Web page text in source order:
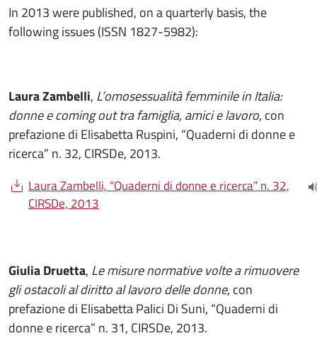
In 2013 were published, on a quarterly basis, the
following issues (ISSN 1827-5982):
Laura Zambelli, L’omosessualità femminile in Italia:
donne e coming out tra famiglia, amici e lavoro, con
prefazione di Elisabetta Ruspini, “Quaderni di donne e
ricerca” n. 32, CIRSDe, 2013.
Document
Laura Zambelli, “Quaderni di donne e ricerca” n. 32,
CIRSDe, 2013
Giulia Druetta, Le misure normative volte a rimuovere
gli ostacoli al diritto al lavoro delle donne, con
prefazione di Elisabetta Palici Di Suni, “Quaderni di
donne e ricerca” n. 31, CIRSDe, 2013.